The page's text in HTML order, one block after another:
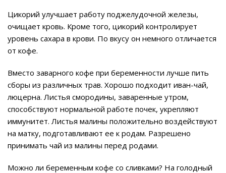
Цикорий улучшает работу поджелудочной железы,
очищает кровь. Кроме того, цикорий контролирует
уровень сахара в крови. По вкусу он немного отличается
от кофе.
Вместо заварного кофе при беременности лучше пить
сборы из различных трав. Хорошо подходит иван-чай,
люцерна. Листья смородины, заваренные утром,
способствуют нормальной работе почек, укрепляют
иммунитет. Листья малины положительно воздействуют
на матку, подготавливают ее к родам. Разрешено
принимать чай из малины перед родами.
Можно ли беременным кофе со сливками? На голодный